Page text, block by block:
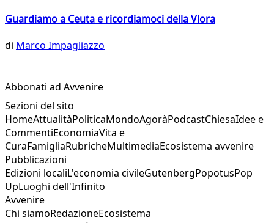
Guardiamo a Ceuta e ricordiamoci della Vlora
di Marco Impagliazzo
Abbonati ad Avvenire
Sezioni del sito
HomeAttualitàPoliticaMondoAgoràPodcastChiesaIdee e
CommentiEconomiaVita e
CuraFamigliaRubricheMultimediaEcosistema avvenire
Pubblicazioni
Edizioni localiL'economia civileGutenbergPopotusPop
UpLuoghi dell'Infinito
Avvenire
Chi siamoRedazioneEcosistema